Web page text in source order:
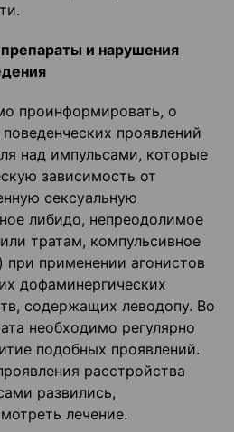
и нарушения
проинформировать, о
проявлений
над импульсами, которые
зависимость от
сексуальную
либидо, непреодолимое
тратам, компульсивное
при применении агонистов
дофаминергических
содержащих леводопу. Во
необходимо регулярно
подобных проявлений.
расстройства
развились,
лечение.